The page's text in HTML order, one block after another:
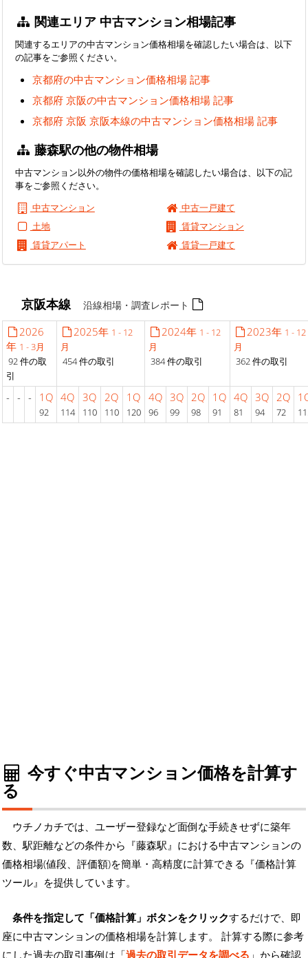
関連エリア 中古マンション相場記事
関連するエリアの中古マンション価格相場を確認したい場合は、以下
の記事をご参照ください。
京都府の中古マンション価格相場 記事
京都府 京阪の中古マンション価格相場 記事
京都府 京阪 京阪本線の中古マンション価格相場 記事
藤森駅の他の物件相場
中古マンション以外の物件の価格相場を確認したい場合は、以下の記
事をご参照ください。
中古マンション
中古一戸建て
土地
賃貸マンション
賃貸アパート
賃貸一戸建て
京阪本線沿線相場・調査レポート
2026
年 1 - 3月
92 件の取
引
2025年 1 - 12
月
454 件の取引
2024年 1 - 12
月
384 件の取引
2023年 1 - 12
月
362 件の取引
- - - 1Q
92
4Q
114
3Q
110
2Q
110
1Q
120
4Q
96
3Q
99
2Q
98
1Q
91
4Q
81
3Q
94
2Q
72
今すぐ中古マンション価格を計算す
る
ウチノカチでは、ユーザー登録など面倒な手続きせずに築年
数、駅距離などの条件から『藤森駅』における中古マンションの
価格相場(値段、評価額)を簡単・高精度に計算できる『価格計算
ツール』を提供しています。
条件を指定して「価格計算」ボタンをクリックするだけで、即
座に中古マンションの価格相場を計算します。 計算する際に参考
にした過去の取引事例は「過去の取引データを調べる 」から確認